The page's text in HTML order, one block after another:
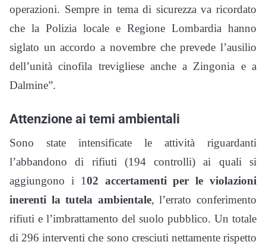
operazioni. Sempre in tema di sicurezza va ricordato
che la Polizia locale e Regione Lombardia hanno
siglato un accordo a novembre che prevede l’ausilio
dell’unità cinofila trevigliese anche a Zingonia e a
Dalmine”.
Attenzione ai temi ambientali
Sono state intensificate le attività riguardanti
l’abbandono di rifiuti (194 controlli) ai quali si
aggiungono i 102 accertamenti per le violazioni
inerenti la tutela ambientale, l’errato conferimento
rifiuti e l’imbrattamento del suolo pubblico. Un totale
di 296 interventi che sono cresciuti nettamente rispetto